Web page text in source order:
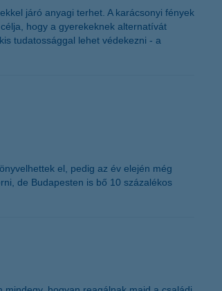
K&H token megújítás
járó anyagi terhet. A karácsonyi fények
hogy a gyerekeknek alternatívát
tudatossággal lehet védekezni - a
el, pedig az év elején még
de Budapesten is bő 10 százalékos